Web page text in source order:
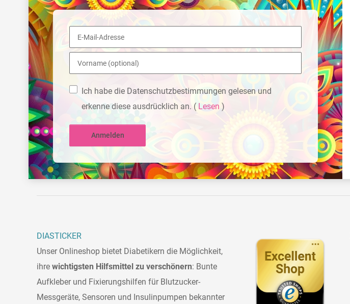
Ich habe die Datenschutzbestimmungen gelesen und
erkenne diese ausdrücklich an. ( Lesen )
Anmelden
DIASTICKER
Unser Onlineshop bietet Diabetikern die Möglichkeit,
ihre wichtigsten Hilfsmittel zu verschönern: Bunte
Aufkleber und Fixierungshilfen für Blutzucker-
Messgeräte, Sensoren und Insulinpumpen bekannter